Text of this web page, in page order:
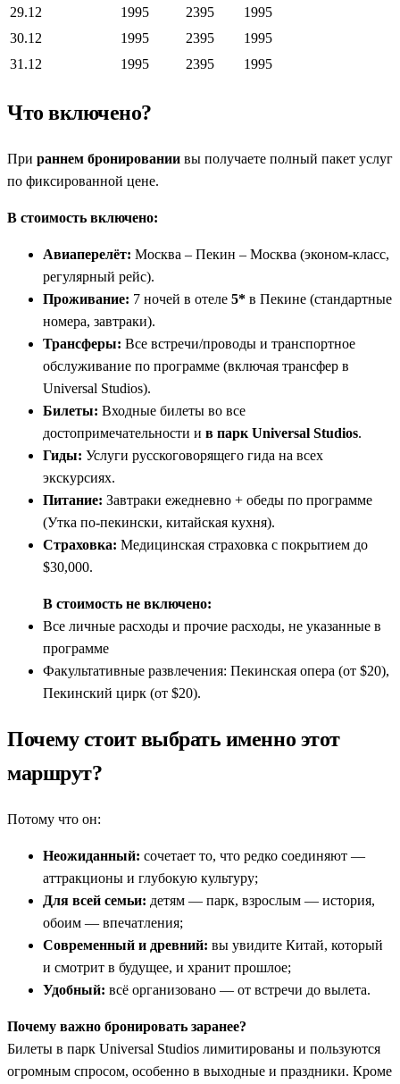
29.12 1995 2395
1995
30.12
1995 2395
1995
31.12
1995 2395 1995
Что включено?
При раннем бронировании вы получаете полный пакет услуг
по фиксированной цене.
В стоимость включено:
Авиаперелёт: Москва – Пекин – Москва (эконом-класс,
регулярный рейс).
Проживание: 7 ночей в отеле 5* в Пекине (стандартные
номера, завтраки).
Трансферы: Все встречи/проводы и транспортное
обслуживание по программе (включая трансфер в
Universal Studios).
Билеты: Входные билеты во все
достопримечательности и в парк Universal Studios.
Гиды: Услуги русскоговорящего гида на всех
экскурсиях.
Питание: Завтраки ежедневно + обеды по программе
(Утка по-пекински, китайская кухня).
Страховка: Медицинская страховка с покрытием до
$30,000.
В стоимость не включено:
Все личные расходы и прочие расходы, не указанные в
программе
Факультативные развлечения: Пекинская опера (от $20),
Пекинский цирк (от $20).
Почему стоит выбрать именно этот
маршрут?
Потому что он:
Неожиданный: сочетает то, что редко соединяют —
аттракционы и глубокую культуру;
Для всей семьи: детям — парк, взрослым — история,
обоим — впечатления;
Современный и древний: вы увидите Китай, который
и смотрит в будущее, и хранит прошлое;
Удобный: всё организовано — от встречи до вылета.
Почему важно бронировать заранее?
Билеты в парк Universal Studios лимитированы и пользуются
огромным спросом, особенно в выходные и праздники. Кроме